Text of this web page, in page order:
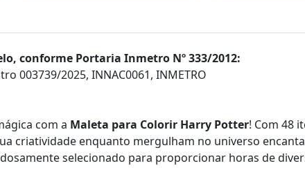
conforme Portaria Inmetro Nº 333/2012:
003739/2025, INNAC0061, INMETRO
com a Maleta para Colorir Harry Potter! Com 48
criatividade enquanto mergulham no universo
selecionado para proporcionar horas de